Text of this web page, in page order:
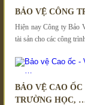
BẢO VỆ CÔNG
Hiện nay Công ty Bảo
tài sản cho các công
BẢO VỆ CAO
TRƯỜNG HỌC,